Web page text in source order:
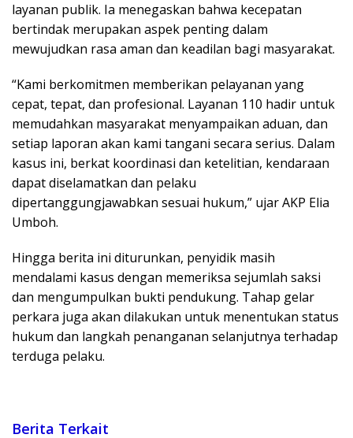
layanan publik. Ia menegaskan bahwa kecepatan
bertindak merupakan aspek penting dalam
mewujudkan rasa aman dan keadilan bagi masyarakat.
“Kami berkomitmen memberikan pelayanan yang
cepat, tepat, dan profesional. Layanan 110 hadir untuk
memudahkan masyarakat menyampaikan aduan, dan
setiap laporan akan kami tangani secara serius. Dalam
kasus ini, berkat koordinasi dan ketelitian, kendaraan
dapat diselamatkan dan pelaku
dipertanggungjawabkan sesuai hukum,” ujar AKP Elia
Umboh.
Hingga berita ini diturunkan, penyidik masih
mendalami kasus dengan memeriksa sejumlah saksi
dan mengumpulkan bukti pendukung. Tahap gelar
perkara juga akan dilakukan untuk menentukan status
hukum dan langkah penanganan selanjutnya terhadap
terduga pelaku.
Berita Terkait